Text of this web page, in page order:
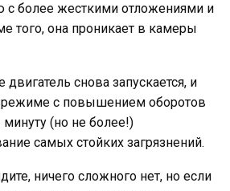
с более жесткими отложениями и
того, она проникает в камеры
снова запускается, и
с повышением оборотов
(но не более!)
самых стойких загрязнений.
ничего сложного нет, но если